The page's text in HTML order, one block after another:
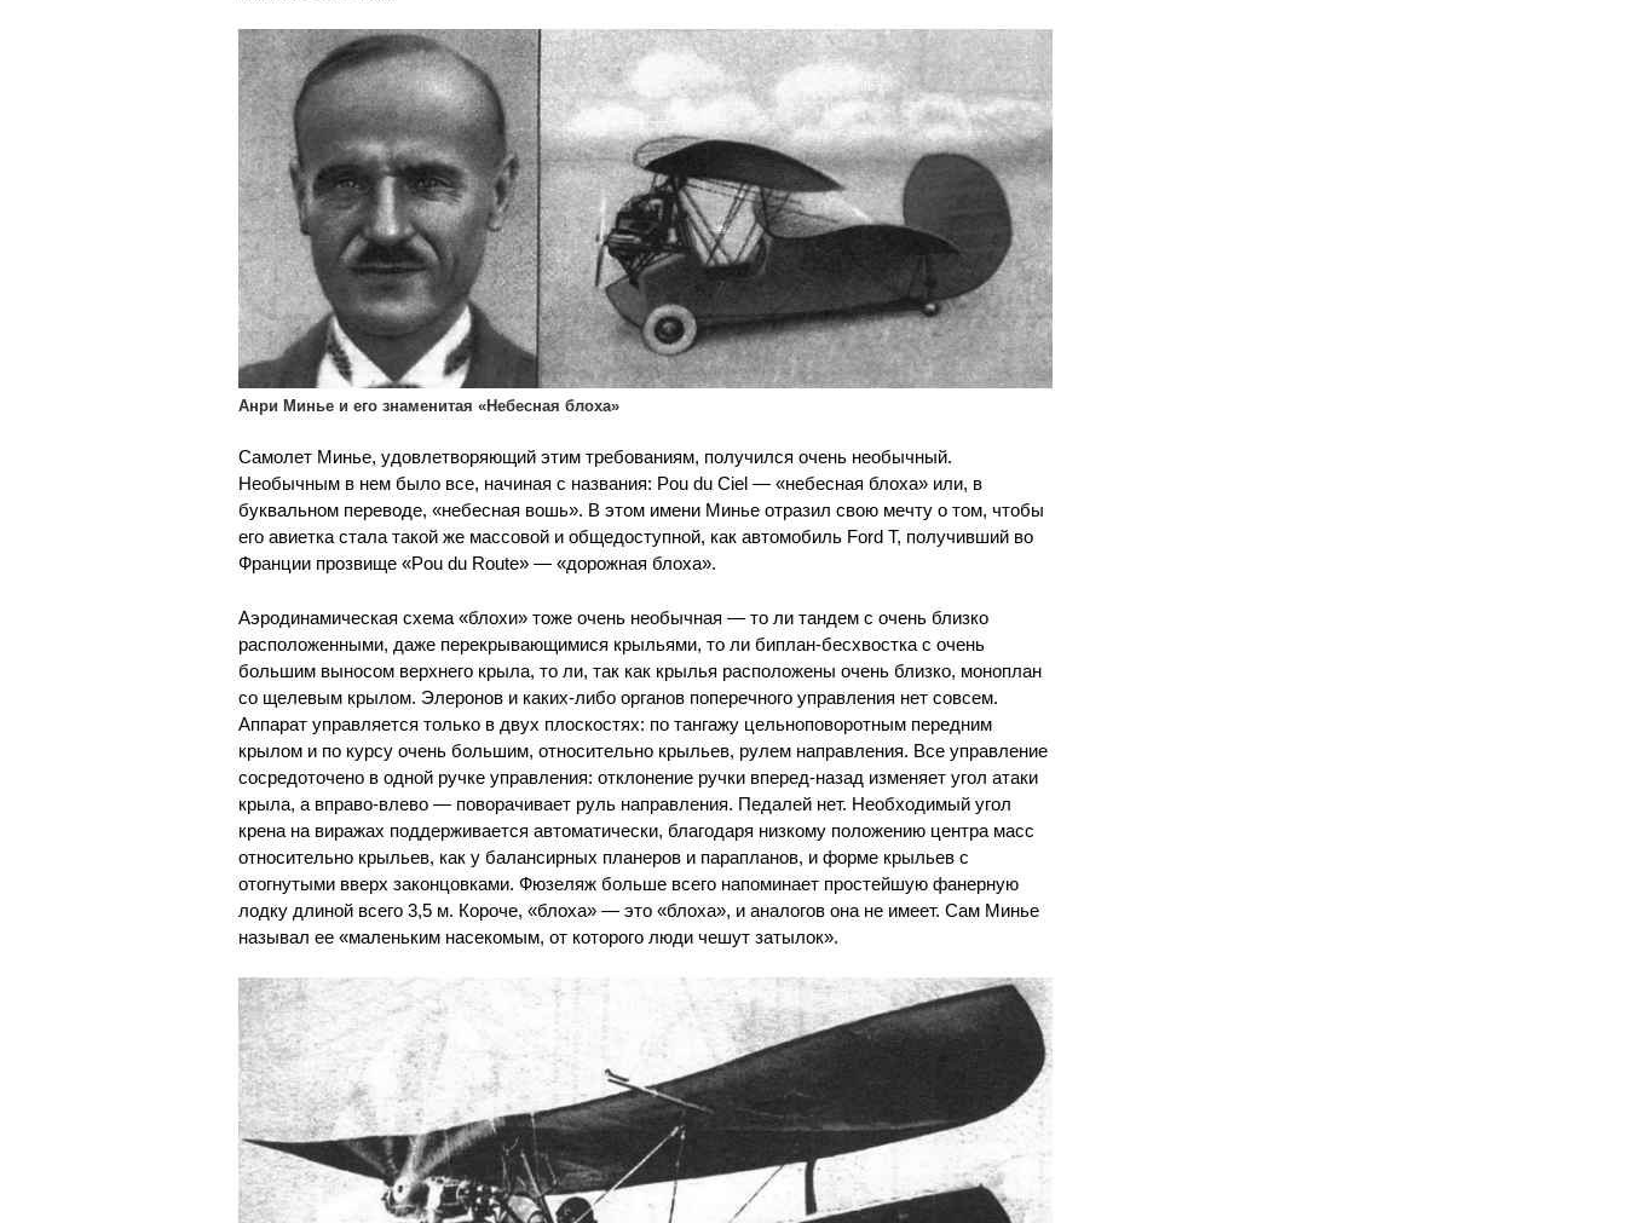
Анри Минье и его знаменитая «Небесная блоха»
Самолет Минье, удовлетворяющий этим требованиям, получился очень необычный.
Необычным в нем было все, начиная с названия: Pou du Ciel — «небесная блоха» или, в
буквальном переводе, «небесная вошь». В этом имени Минье отразил свою мечту о том, чтобы
его авиетка стала такой же массовой и общедоступной, как автомобиль Ford Т, получивший во
Франции прозвище «Pou du Route» — «дорожная блоха».
Аэродинамическая схема «блохи» тоже очень необычная — то ли тандем с очень близко
расположенными, даже перекрывающимися крыльями, то ли биплан-бесхвостка с очень
большим выносом верхнего крыла, то ли, так как крылья расположены очень близко, моноплан
со щелевым крылом. Элеронов и каких-либо органов поперечного управления нет совсем.
Аппарат управляется только в двух плоскостях: по тангажу цельноповоротным передним
крылом и по курсу очень большим, относительно крыльев, рулем направления. Все управление
сосредоточено в одной ручке управления: отклонение ручки вперед-назад изменяет угол атаки
крыла, а вправо-влево — поворачивает руль направления. Педалей нет. Необходимый угол
крена на виражах поддерживается автоматически, благодаря низкому положению центра масс
относительно крыльев, как у балансирных планеров и парапланов, и форме крыльев с
отогнутыми вверх законцовками. Фюзеляж больше всего напоминает простейшую фанерную
лодку длиной всего 3,5 м. Короче, «блоха» — это «блоха», и аналогов она не имеет. Сам Минье
называл ее «маленьким насекомым, от которого люди чешут затылок».